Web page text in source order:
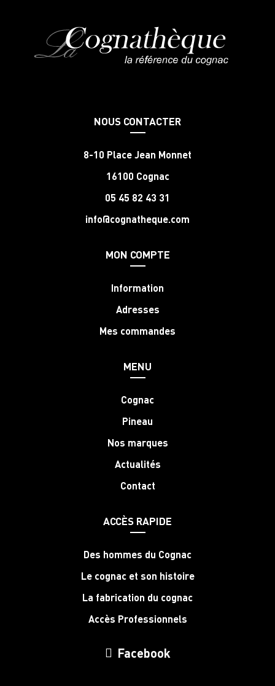
NOUS CONTACTER
8-10 Place Jean Monnet
16100 Cognac
05 45 82 43 31
info@cognatheque.com
MON COMPTE
Information
Adresses
Mes commandes
MENU
Cognac
Pineau
Nos marques
Actualités
Contact
ACCÈS RAPIDE
Des hommes du Cognac
Le cognac et son histoire
La fabrication du cognac
Accès Professionnels
Facebook